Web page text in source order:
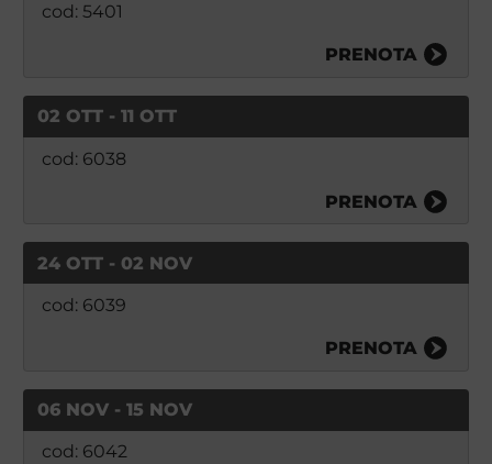
cod: 5401
PRENOTA
02 OTT - 11 OTT
cod: 6038
PRENOTA
24 OTT - 02 NOV
cod: 6039
PRENOTA
06 NOV - 15 NOV
cod: 6042